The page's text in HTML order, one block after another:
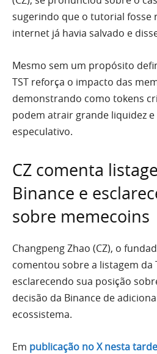
sugerindo que o tutorial fosse
internet já havia salvado e
Mesmo sem um propósito
TST reforça o impacto das
demonstrando como tokens
podem atrair grande liquidez
especulativo.
CZ comenta
Binance e
sobre memecoins
Changpeng Zhao (CZ), o
comentou sobre a listagem da
esclarecendo sua posição
decisão da Binance de
ecossistema.
Em publicação no X nesta